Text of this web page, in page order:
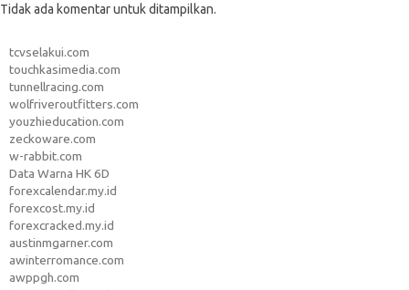
Tidak ada komentar untuk ditampilkan.
tcvselakui.com
touchkasimedia.com
tunnellracing.com
wolfriveroutfitters.com
youzhieducation.com
zeckoware.com
w-rabbit.com
Data Warna HK 6D
forexcalendar.my.id
forexcost.my.id
forexcracked.my.id
austinmgarner.com
awinterromance.com
awppgh.com